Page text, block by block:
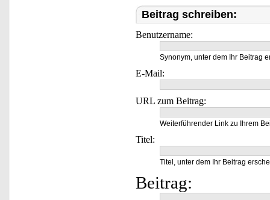
Beitrag schreiben:
Benutzername:
Synonym, unter dem Ihr Beitrag
E-Mail:
URL zum Beitrag:
Weiterführender Link zu Ihrem
Titel:
Titel, unter dem Ihr Beitrag
Beitrag: